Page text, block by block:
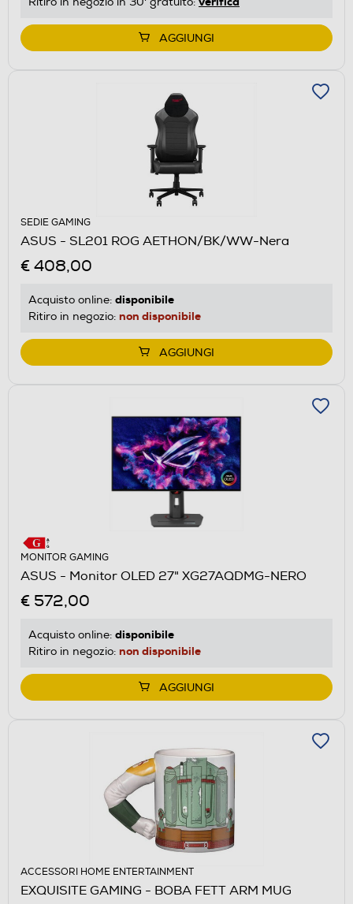
AGGIUNGI
SEDIE GAMING
ASUS - SL201 ROG AETHON/BK/WW-Nera
€ 408,00
Acquisto online: disponibile
Ritiro in negozio: non disponibile
AGGIUNGI
MONITOR GAMING
ASUS - Monitor OLED 27" XG27AQDMG-NERO
€ 572,00
Acquisto online: disponibile
Ritiro in negozio: non disponibile
AGGIUNGI
ACCESSORI HOME ENTERTAINMENT
EXQUISITE GAMING - BOBA FETT ARM MUG